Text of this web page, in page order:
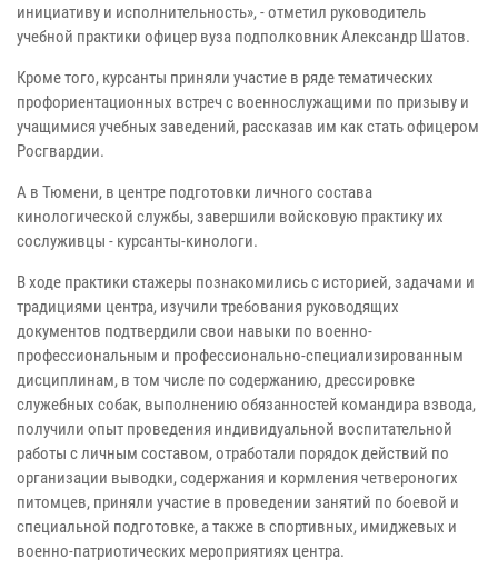
инициативу и исполнительность», - отметил руководитель
учебной практики офицер вуза подполковник Александр Шатов.
Кроме того, курсанты приняли участие в ряде тематических
профориентационных встреч с военнослужащими по призыву и
учащимися учебных заведений, рассказав им как стать офицером
Росгвардии.
А в Тюмени, в центре подготовки личного состава
кинологической службы, завершили войсковую практику их
сослуживцы - курсанты-кинологи.
В ходе практики стажеры познакомились с историей, задачами и
традициями центра, изучили требования руководящих
документов подтвердили свои навыки по военно-
профессиональным и профессионально-специализированным
дисциплинам, в том числе по содержанию, дрессировке
служебных собак, выполнению обязанностей командира взвода,
получили опыт проведения индивидуальной воспитательной
работы с личным составом, отработали порядок действий по
организации выводки, содержания и кормления четвероногих
питомцев, приняли участие в проведении занятий по боевой и
специальной подготовке, а также в спортивных, имиджевых и
военно-патриотических мероприятиях центра.